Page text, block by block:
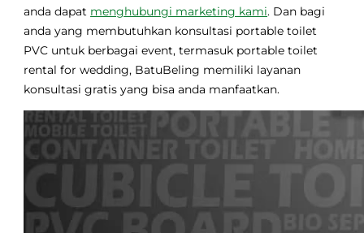
anda dapat menghubungi marketing kami. Dan bagi
anda yang membutuhkan konsultasi portable toilet
PVC untuk berbagai event, termasuk portable toilet
rental for wedding, BatuBeling memiliki layanan
konsultasi gratis yang bisa anda manfaatkan.